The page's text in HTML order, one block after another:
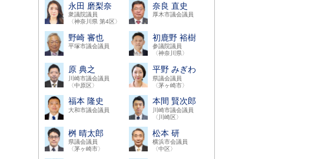
永田 磨梨奈
衆議院議員
〈神奈川県 第4区〉
奈良 直史
厚木市議会議員
野崎 審也
平塚市議会議員
初鹿野 裕樹
参議院議員
〈神奈川県〉
原 典之
川崎市議会議員
〈中原区〉
平野 みぎわ
県議会議員
〈茅ヶ崎市〉
福本 隆史
大和市議会議員
本間 賢次郎
川崎市議会議員
〈川崎区〉
桝 晴太郎
県議会議員
〈茅ヶ崎市〉
松本 研
横浜市会議員
〈中区〉